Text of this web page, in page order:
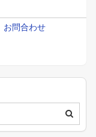
お問合わせ